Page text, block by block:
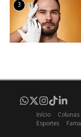
3
Início Colunas
Esportes
Fama